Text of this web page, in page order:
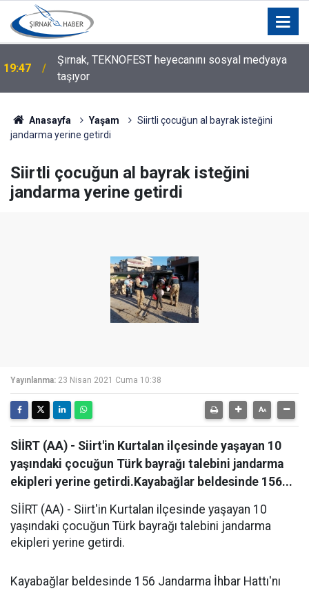
18:39
Dört Yaşındaki Oğlunun Ölümünden 3 Gün Sonra
Katil Zanlısıyla Evlendi
Anasayfa Yaşam
Siirtli çocuğun al bayrak isteğini
jandarma yerine getirdi
Siirtli çocuğun al bayrak isteğini
jandarma yerine getirdi
Yayınlanma: 23 Nisan 2021 Cuma 10:38
SİİRT (AA) - Siirt'in Kurtalan ilçesinde yaşayan 10
yaşındaki çocuğun Türk bayrağı talebini jandarma
ekipleri yerine getirdi.Kayabağlar beldesinde 156...
SİİRT (AA) - Siirt'in Kurtalan ilçesinde yaşayan 10
yaşındaki çocuğun Türk bayrağı talebini jandarma
ekipleri yerine getirdi.
Kayabağlar beldesinde 156 Jandarma İhbar Hattı'nı